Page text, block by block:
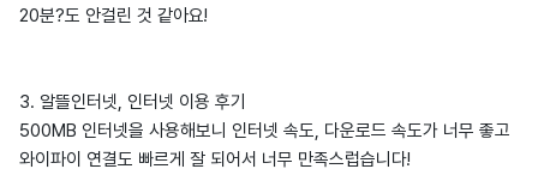
20분?도 안걸린 것 같아요!
3. 알뜰인터넷, 인터넷 이용 후기
500MB 인터넷을 사용해보니 인터넷 속도, 다운로드 속도가 너무 좋고
와이파이 연결도 빠르게 잘 되어서 너무 만족스럽습니다!